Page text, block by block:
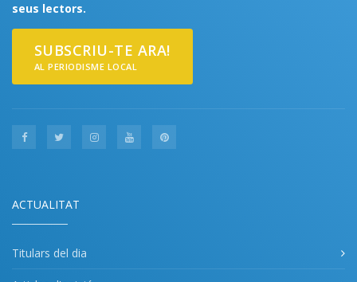
seus lectors.
SUBSCRIU-TE ARA!
AL PERIODISME LOCAL
ACTUALITAT
Titulars del dia